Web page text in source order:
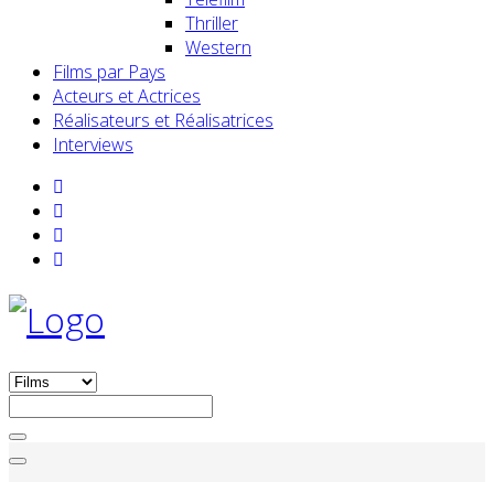
Thriller
Western
Films par Pays
Acteurs et Actrices
Réalisateurs et Réalisatrices
Interviews